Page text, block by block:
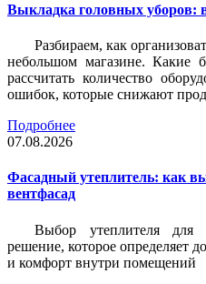
Выкладка головных уборов:
Разбираем, как
небольшом магазине. Какие
рассчитать количество
ошибок, которые снижают
Подробнее
07.08.2026
Фасадный утеплитель: как
вентфасад
Выбор утеплителя
решение, которое определяет
и комфорт внутри помещений